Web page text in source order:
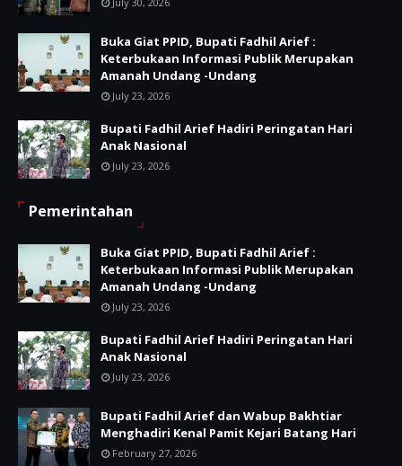
Buka Giat PPID, Bupati Fadhil Arief :
Keterbukaan Informasi Publik Merupakan
Amanah Undang -Undang
July 23, 2026
Bupati Fadhil Arief Hadiri Peringatan Hari
Anak Nasional
July 23, 2026
Pemerintahan
Buka Giat PPID, Bupati Fadhil Arief :
Keterbukaan Informasi Publik Merupakan
Amanah Undang -Undang
July 23, 2026
Bupati Fadhil Arief Hadiri Peringatan Hari
Anak Nasional
July 23, 2026
Bupati Fadhil Arief dan Wabup Bakhtiar
Menghadiri Kenal Pamit Kejari Batang Hari
February 27, 2026